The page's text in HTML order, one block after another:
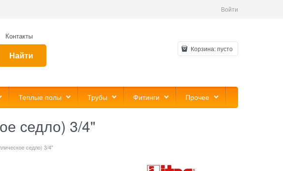
Войти
Контакты
Найти
Корзина:пусто
Теплые полы Трубы Фитинги Прочее
седло) 3/4"
седло) 3/4"